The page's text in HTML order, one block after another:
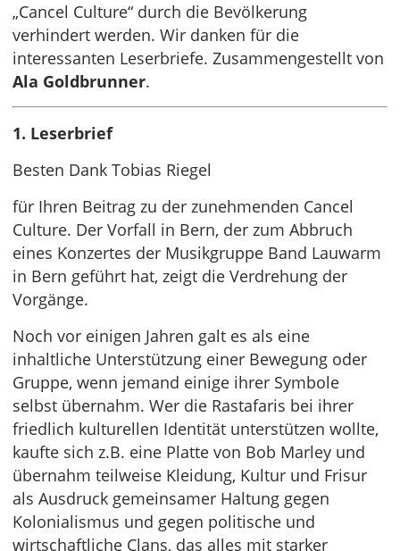
„Cancel Culture“ durch die Bevölkerung
verhindert werden. Wir danken für die
interessanten Leserbriefe. Zusammengestellt von
Ala Goldbrunner.
1. Leserbrief
Besten Dank Tobias Riegel
für Ihren Beitrag zu der zunehmenden Cancel
Culture. Der Vorfall in Bern, der zum Abbruch
eines Konzertes der Musikgruppe Band Lauwarm
in Bern geführt hat, zeigt die Verdrehung der
Vorgänge.
Noch vor einigen Jahren galt es als eine
inhaltliche Unterstützung einer Bewegung oder
Gruppe, wenn jemand einige ihrer Symbole
selbst übernahm. Wer die Rastafaris bei ihrer
friedlich kulturellen Identität unterstützen wollte,
kaufte sich z.B. eine Platte von Bob Marley und
übernahm teilweise Kleidung, Kultur und Frisur
als Ausdruck gemeinsamer Haltung gegen
Kolonialismus und gegen politische und
wirtschaftliche Clans, das alles mit starker